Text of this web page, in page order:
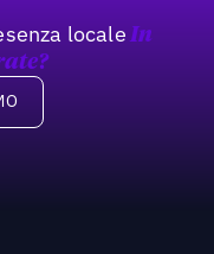
locale In